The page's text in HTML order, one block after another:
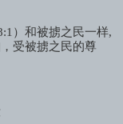
）和被掳之民一样,
受被掳之民的尊